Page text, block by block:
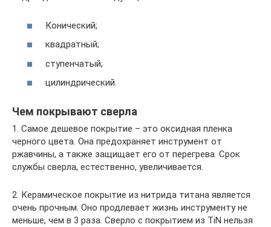
Конический;
квадратный;
ступенчатый;
цилиндрический.
Чем покрывают сверла
1. Самое дешевое покрытие – это оксидная пленка
черного цвета. Она предохраняет инструмент от
ржавчины, а также защищает его от перегрева. Срок
службы сверла, естественно, увеличивается.
2. Керамическое покрытие из нитрида титана является
очень прочным. Оно продлевает жизнь инструменту не
меньше, чем в 3 раза. Сверло с покрытием из TiN нельзя